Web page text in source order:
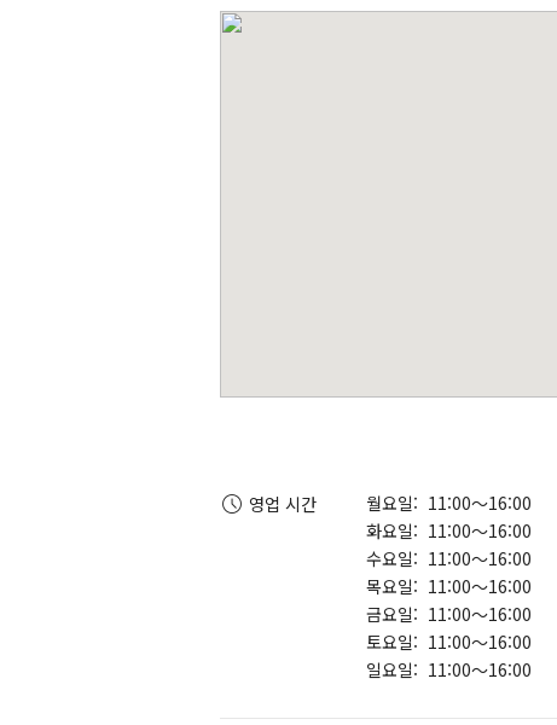
영업 시간
월요일: 11:00～16:00
화요일: 11:00～16:00
수요일: 11:00～16:00
목요일: 11:00～16:00
금요일: 11:00～16:00
토요일: 11:00～16:00
일요일: 11:00～16:00